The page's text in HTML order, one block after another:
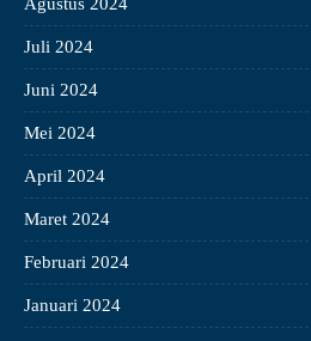
Agustus 2024
Juli 2024
Juni 2024
Mei 2024
April 2024
Maret 2024
Februari 2024
Januari 2024